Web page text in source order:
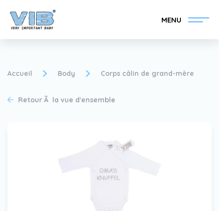
MENU
Sur le VIB®
Trouvez votre
Accueil Body Corps câlin de grand-mère
Retour Ã la vue d'ensemble